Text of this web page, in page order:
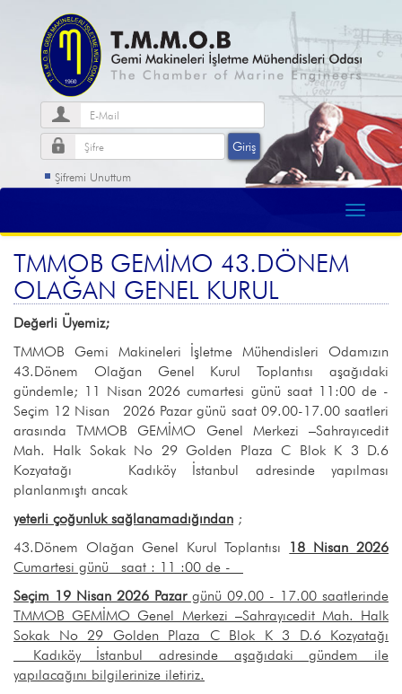
Şifremi Unuttum
TMMOB GEMİMO 43.DÖNEM
OLAĞAN GENEL KURUL
Değerli Üyemiz;
TMMOB Gemi Makineleri İşletme Mühendisleri Odamızın
43.Dönem Olağan Genel Kurul Toplantısı aşağıdaki
gündemle; 11 Nisan 2026 cumartesi günü saat 11:00 de -
Seçim 12 Nisan 2026 Pazar günü saat 09.00-17.00 saatleri
arasında TMMOB GEMİMO Genel Merkezi –Sahrayıcedit
Mah. Halk Sokak No 29 Golden Plaza C Blok K 3 D.6
Kozyatağı Kadıköy İstanbul adresinde yapılması
planlanmıştı ancak
yeterli çoğunluk sağlanamadığından ;
43.Dönem Olağan Genel Kurul Toplantısı 18 Nisan 2026
Cumartesi günü saat : 11 :00 de -
Seçim 19 Nisan 2026 Pazargünü 09.00 - 17.00 saatlerinde
TMMOB GEMİMO Genel Merkezi –Sahrayıcedit Mah. Halk
Sokak No 29 Golden Plaza C Blok K 3 D.6 Kozyatağı
Kadıköy İstanbul adresinde aşağıdaki gündem ile
yapılacağını bilgilerinize iletiriz.